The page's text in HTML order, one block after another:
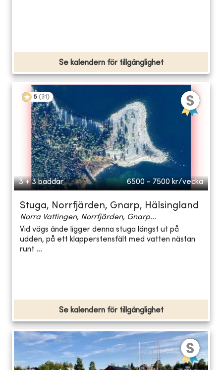
Se kalendern för tillgänglighet
5 (31 )
3 + 3 bäddar 6500 - 7500 kr/vecka
Stuga, Norrfjärden, Gnarp, Hälsingland
Norra Vattingen, Norrfjärden, Gnarp...
Vid vägs ände ligger denna stuga längst ut på
udden, på ett klapperstensfält med vatten nästan
runt ...
Se kalendern för tillgänglighet